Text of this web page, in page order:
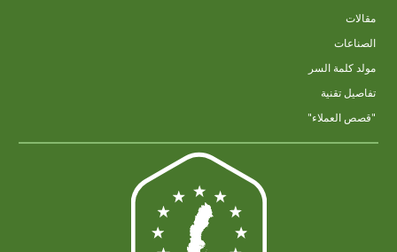
مقالات
الصناعات
مولد كلمة السر
تفاصيل تقنية
"قصص العملاء"